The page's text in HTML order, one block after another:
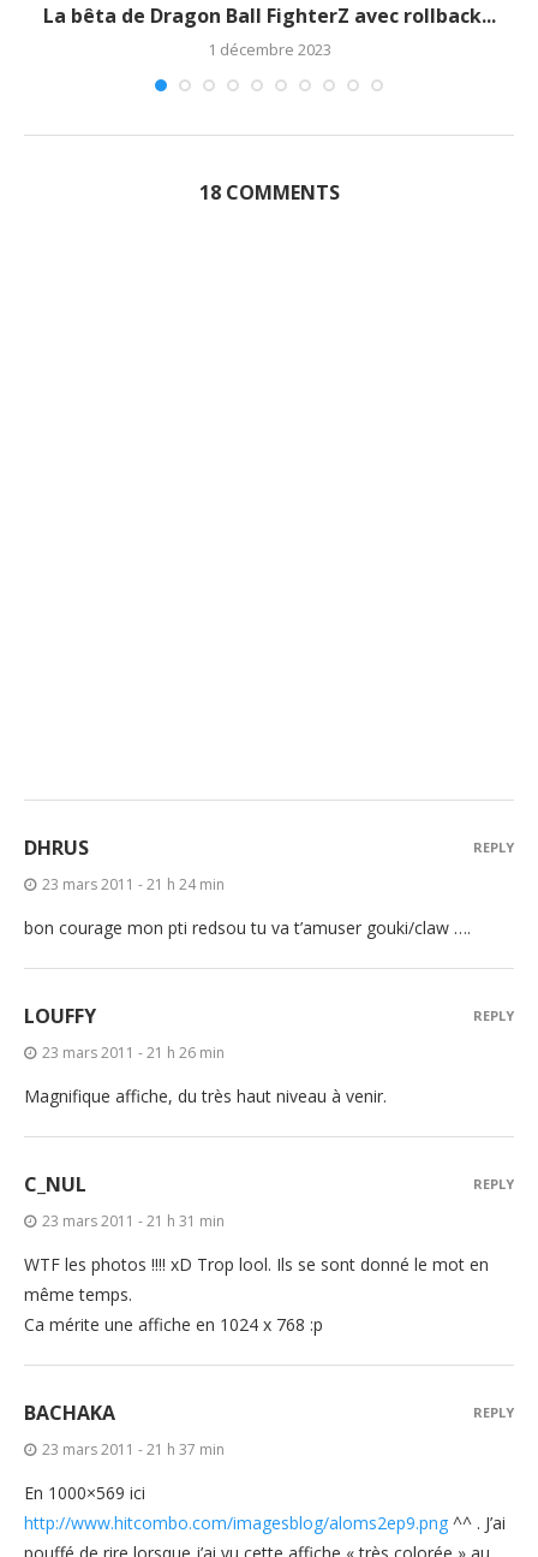
La bêta de Dragon Ball FighterZ avec rollback...
1 décembre 2023
18 COMMENTS
DHRUS
23 mars 2011 - 21 h 24 min
bon courage mon pti redsou tu va t’amuser gouki/claw ….
REPLY
LOUFFY
23 mars 2011 - 21 h 26 min
Magnifique affiche, du très haut niveau à venir.
REPLY
C_NUL
23 mars 2011 - 21 h 31 min
WTF les photos !!!! xD Trop lool. Ils se sont donné le mot en
même temps.
Ca mérite une affiche en 1024 x 768 :p
REPLY
BACHAKA
23 mars 2011 - 21 h 37 min
En 1000×569 ici
http://www.hitcombo.com/imagesblog/aloms2ep9.png ^^ . J’ai
REPLY